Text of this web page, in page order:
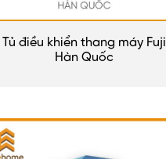
Tủ điều khiển thang máy Fuji
Hàn Quốc